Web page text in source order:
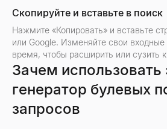
Скопируйте и вставьте в поиск
Нажмите «Копировать» и вставьте
или Google. Изменяйте свои
время, чтобы расширить или сузить
Зачем использовать
генератор булевых
запросов